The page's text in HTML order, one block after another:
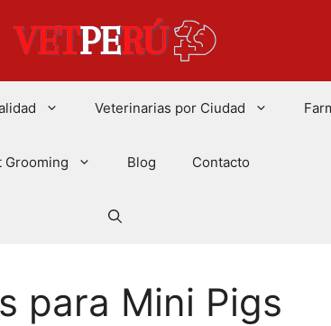
Veterinarias por Ciudad
Grooming Blog Contacto
para Mini Pigs